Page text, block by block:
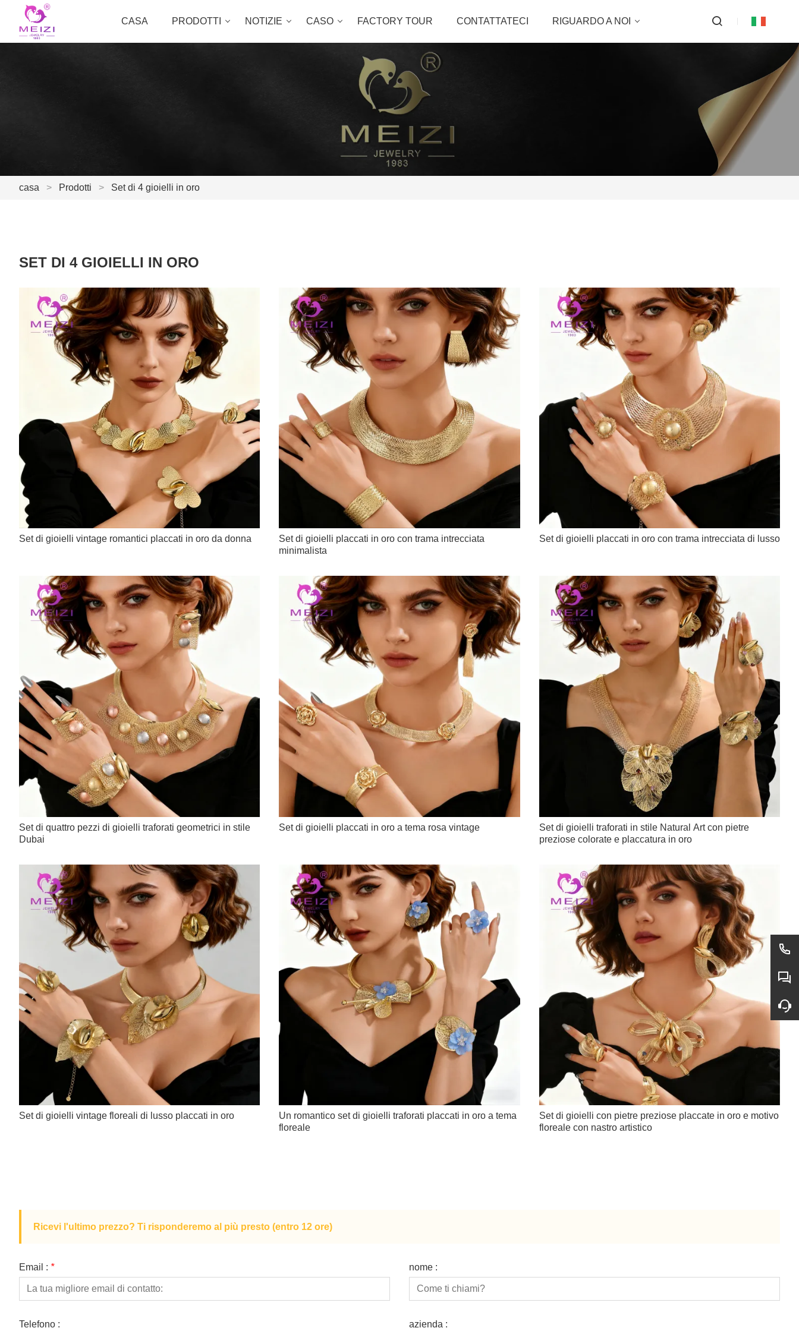
CASA PRODOTTI NOTIZIE CASO FACTORY TOUR CONTATTATECI RIGUARDO A NOI
casa > Prodotti > Set di 4 gioielli in oro
SET DI 4 GIOIELLI IN ORO
Set di gioielli vintage romantici placcati in oro da donna
Set di gioielli placcati in oro con trama intrecciata
minimalista
Set di gioielli placcati in oro con trama intrecciata di lusso
Set di quattro pezzi di gioielli traforati geometrici in stile
Dubai
Set di gioielli placcati in oro a tema rosa vintage
Set di gioielli traforati in stile Natural Art con pietre
preziose colorate e placcatura in oro
Set di gioielli vintage floreali di lusso placcati in oro
Un romantico set di gioielli traforati placcati in oro a tema
floreale
Set di gioielli con pietre preziose placcate in oro e motivo
floreale con nastro artistico
Ricevi l'ultimo prezzo? Ti risponderemo al più presto (entro 12 ore)
Email : * nome :
Telefono : azienda :